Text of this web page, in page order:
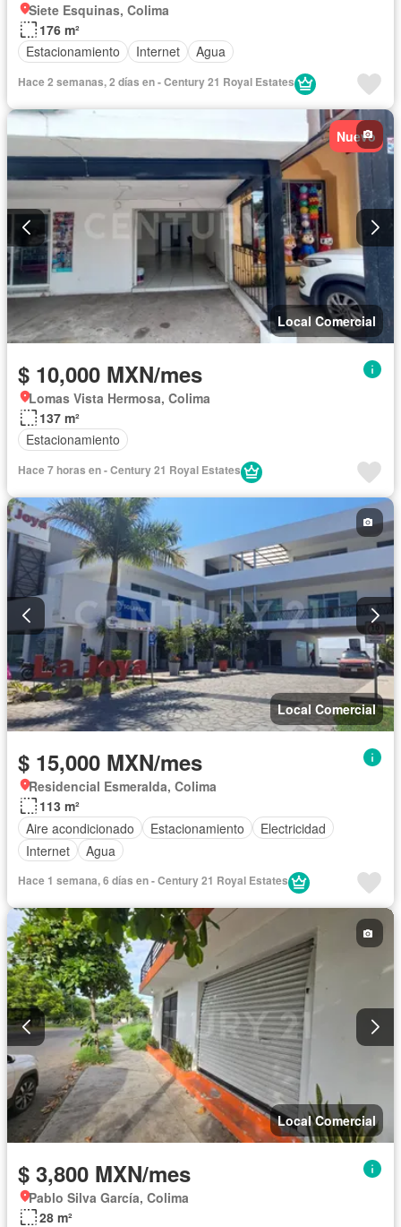
Siete Esquinas, Colima
176 m²
Estacionamiento
Internet Agua
Hace 2 semanas, 2 días en - Century 21 Royal Estates
Nuevo
Local Comercial
$ 10,000 MXN/mes
Lomas Vista Hermosa, Colima
137 m²
Estacionamiento
Hace 7 horas en - Century 21 Royal Estates
Local Comercial
$ 15,000 MXN/mes
Residencial Esmeralda, Colima
113 m²
Aire acondicionado
Estacionamiento
Electricidad
Internet
Agua
Hace 1 semana, 6 días en - Century 21 Royal Estates
Local Comercial
$ 3,800 MXN/mes
Pablo Silva García, Colima
28 m²